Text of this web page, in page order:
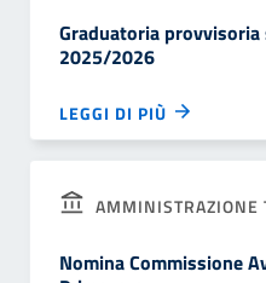
Graduatoria provvisoria
2025/2026
LEGGI DI PIÙ
AMMINISTRAZIONE
Nomina Commissione